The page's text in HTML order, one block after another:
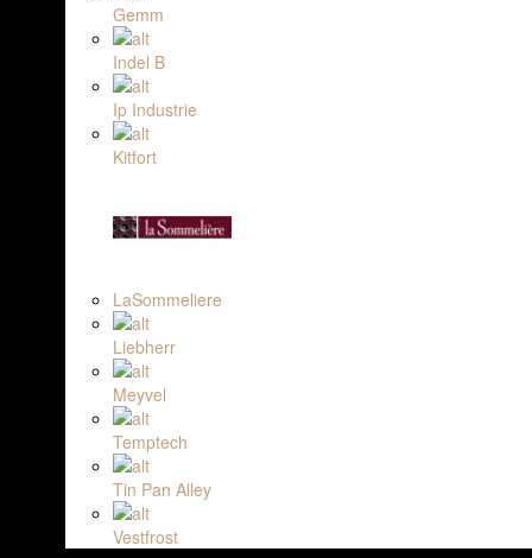
Gemm
Indel B
Ip Industrie
Kitfort
LaSommeliere
Liebherr
Meyvel
Temptech
Tin Pan Alley
Vestfrost